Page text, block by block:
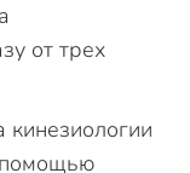
от трех
кинезиологии